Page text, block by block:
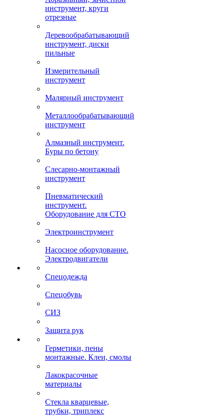
инструмент, круги
отрезные
Деревообрабатывающий
инструмент, диски
пильные
Измерительный
инструмент
Малярный инструмент
Металлообрабатывающий
инструмент
Алмазный инструмент.
Буры по бетону
Слесарно-монтажный
инструмент
Пневматический
инструмент.
Оборудование для СТО
Электроинструмент
Насосное оборудование.
Электродвигатели
Спецодежда
Спецобувь
СИЗ
Защита рук
Герметики, пены
монтажные. Клеи, смолы
Лакокрасочные
материалы
Стекла кварцевые,
трубки, триплекс